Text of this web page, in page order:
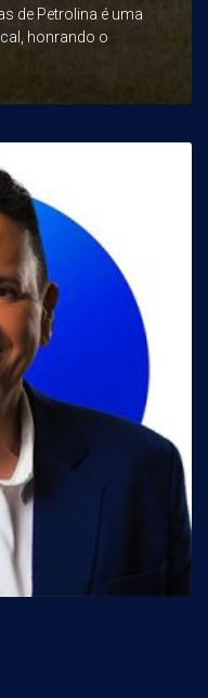
de Petrolina é uma
honrando o